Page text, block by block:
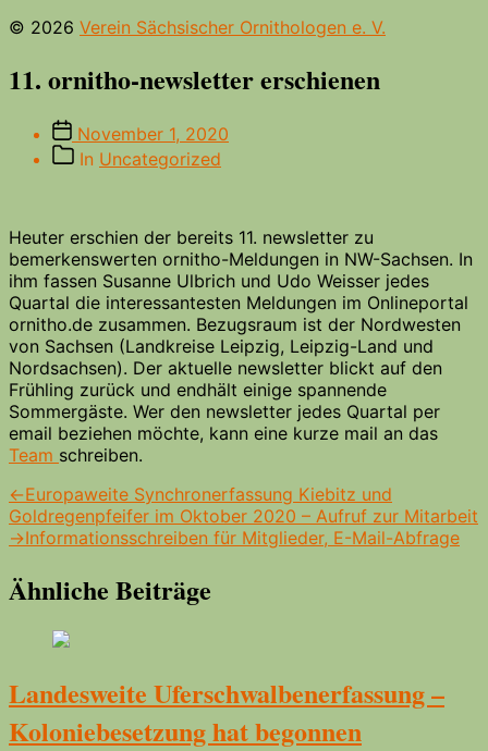
© 2026 Verein Sächsischer Ornithologen e. V.
11. ornitho-newsletter erschienen
Beitragsdatum
November 1, 2020
Beitragskategorien
In Uncategorized
Heuter erschien der bereits 11. newsletter zu
bemerkenswerten ornitho-Meldungen in NW-Sachsen. In
ihm fassen Susanne Ulbrich und Udo Weisser jedes
Quartal die interessantesten Meldungen im Onlineportal
ornitho.de zusammen. Bezugsraum ist der Nordwesten
von Sachsen (Landkreise Leipzig, Leipzig-Land und
Nordsachsen). Der aktuelle newsletter blickt auf den
Frühling zurück und endhält einige spannende
Sommergäste. Wer den newsletter jedes Quartal per
email beziehen möchte, kann eine kurze mail an das
Team schreiben.
Beitrags-
Navigation
←Vorheriger
Beitrag:
Europaweite Synchronerfassung Kiebitz und
Goldregenpfeifer im Oktober 2020 – Aufruf zur Mitarbeit
→Nächster
Informationsschreiben für Mitglieder, E-Mail-Abfrage
Ähnliche Beiträge
Landesweite Uferschwalbenerfassung –
Koloniebesetzung hat begonnen